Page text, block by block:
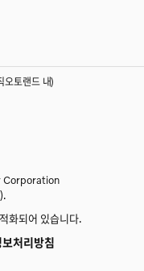
오토랜드 내)
화되어 있습니다.
처리방침